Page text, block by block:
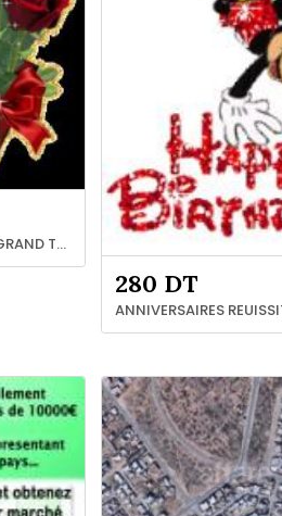
ANNIVERSAIRES ET FETES GRAND TUNIS 21 94 12 66
280 DT